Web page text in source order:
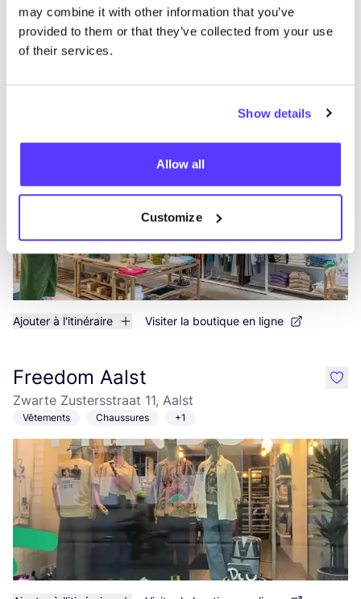
may combine it with other information that you’ve
provided to them or that they’ve collected from your use
of their services.
Show details
Allow all
Customize
Ajouter à l'itinéraire Visiter la boutique en ligne
Ajouter à l'itinéraire Visiter la boutique en ligne
Freedom Aalst
Zwarte Zustersstraat 11, Aalst
Vêtements Chaussures +1
like